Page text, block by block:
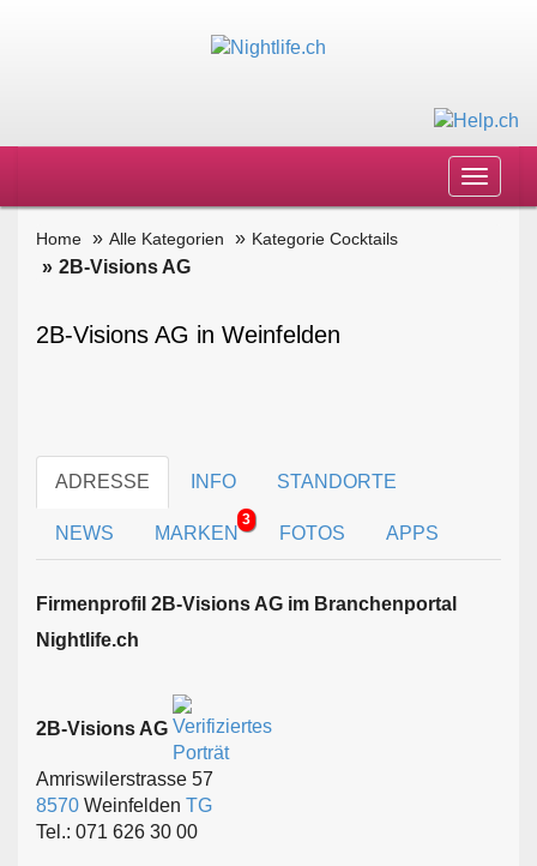
Toggle
Home Alle Kategorien Kategorie Cocktails
2B-Visions AG
2B-Visions AG in Weinfelden
ADRESSE INFO STANDORTE
NEWS MARKEN
3
FOTOS APPS
Firmen­profil 2B-Visions AG im Branchen­portal
Nightlife.ch
2B-Visions AG
Amriswilerstrasse 57
8570 Weinfelden TG
Tel.: 071 626 30 00